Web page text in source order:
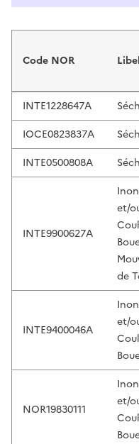
Code NOR
INTE1228647A
IOCE0823837A
INTE0500808A
INTE9900627A
et/
de
INTE9400046A
et/
NOR19830111
et/